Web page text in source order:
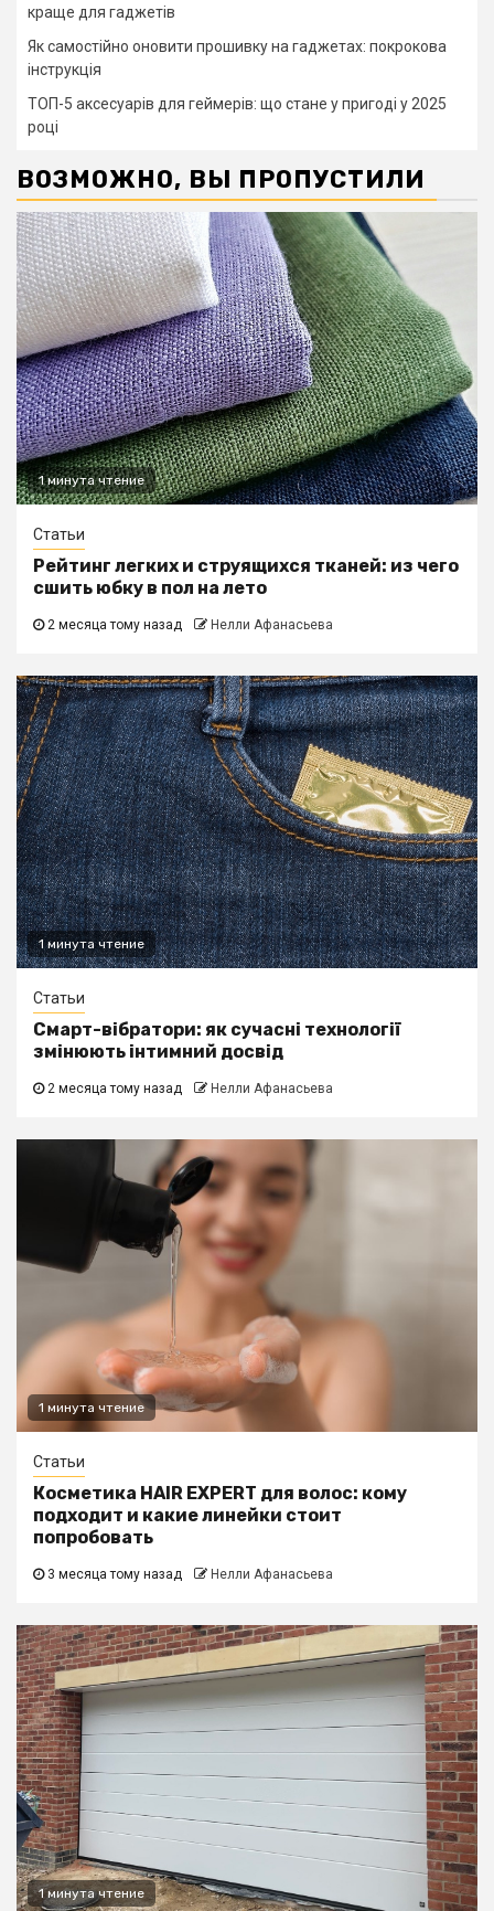
краще для гаджетів
Як самостійно оновити прошивку на гаджетах: покрокова
інструкція
ТОП-5 аксесуарів для геймерів: що стане у пригоді у 2025
році
ВОЗМОЖНО, ВЫ ПРОПУСТИЛИ
1 минута чтение
Статьи
Рейтинг легких и струящихся тканей: из чего
сшить юбку в пол на лето
2 месяца тому назад Нелли Афанасьева
1 минута чтение
Статьи
Смарт-вібратори: як сучасні технології
змінюють інтимний досвід
2 месяца тому назад Нелли Афанасьева
1 минута чтение
Статьи
Косметика HAIR EXPERT для волос: кому
подходит и какие линейки стоит
попробовать
3 месяца тому назад Нелли Афанасьева
1 минута чтение